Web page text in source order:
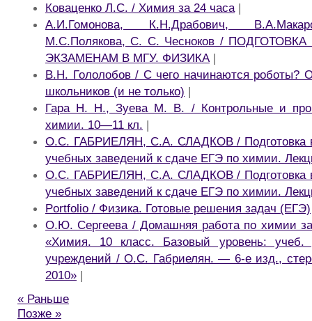
Коваценко Л.C. / Химия за 24 часа|
А.И.Гомонова, К.Н.Драбович,
М.С.Полякова, С. С. Чесноков /
ЭКЗАМЕНАМ В МГУ. ФИЗИКА|
В.Н. Гололобов / С чего начинаются роботы?
школьников (и не только) |
Гара Н. Н., Зуева М. В. / Контрольные и
химии. 10—11 кл. |
О.С. ГАБРИЕЛЯН, С.А. СЛАДКОВ / Подготовка
учебных заведений к сдаче ЕГЭ по химии.
О.С. ГАБРИЕЛЯН, С.А. СЛАДКОВ / Подготовка
учебных заведений к сдаче ЕГЭ по химии.
Portfolio / Физика. Готовые решения задач (ЕГЭ)
О.Ю. Сергеева / Домашняя работа по химии за
«Химия. 10 класс. Базовый уровень: учеб.
учреждений / О.С. Габриелян. — 6-е изд.,
2010» |
« Раньше
Позже »